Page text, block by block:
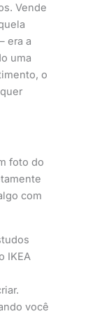
Vende
era a
uma
o
foto do
com
IKEA
você